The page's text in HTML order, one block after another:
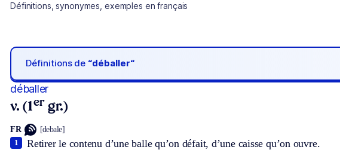
Définitions, synonymes, exemples en français
Définitions de “déballer“
déballer
v. (1er gr.)
FR [debale]
Retirer le contenu d’une balle qu’on défait, d’une caisse qu’on ouvre.
1